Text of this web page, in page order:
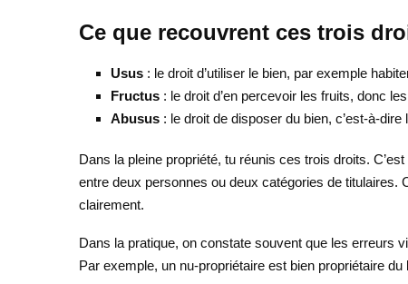
Ce que recouvrent ces trois
Usus : le droit d’utiliser le bien, par exemple
Fructus : le droit d’en percevoir les fruits, donc
Abusus : le droit de disposer du bien, c’est-à-
Dans la pleine propriété, tu réunis ces trois droits.
entre deux personnes ou deux catégories de titulaires.
clairement.
Dans la pratique, on constate souvent que les erreurs
Par exemple, un nu-propriétaire est bien propriétaire